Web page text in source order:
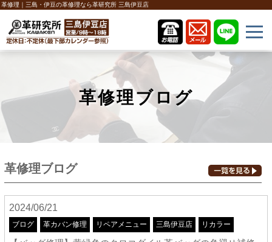
革修理｜三島・伊豆の革修理なら革研究所 三島伊豆店
革修理ブログ
革修理ブログ
2024/06/21
ブログ 革カバン修理 リペアメニュー 三島伊豆店 リカラー